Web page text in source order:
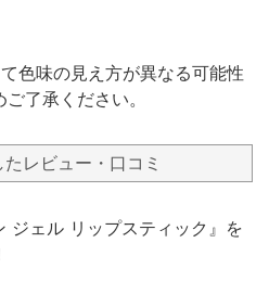
色味の見え方が異なる可能性
了承ください。
レビュー・口コミ
ジェル リップスティック』を